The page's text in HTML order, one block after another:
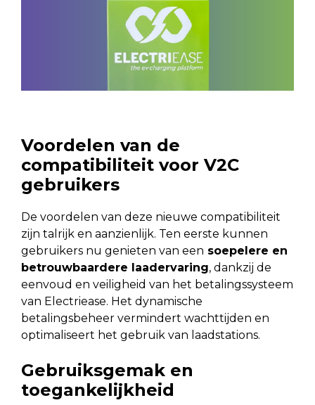
Voordelen van de
compatibiliteit voor V2C
gebruikers
De voordelen van deze nieuwe compatibiliteit
zijn talrijk en aanzienlijk. Ten eerste kunnen
gebruikers nu genieten van een soepelere en
betrouwbaardere laadervaring, dankzij de
eenvoud en veiligheid van het betalingssysteem
van Electriease. Het dynamische
betalingsbeheer vermindert wachttijden en
optimaliseert het gebruik van laadstations.
Gebruiksgemak en
toegankelijkheid